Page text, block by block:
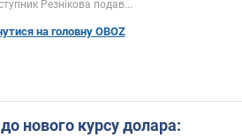
Резнікова подав...
на головну OBOZ
нового курсу долара: